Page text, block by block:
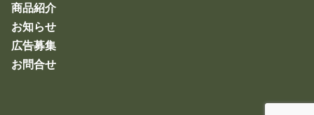
商品紹介
お知らせ
広告募集
お問合せ